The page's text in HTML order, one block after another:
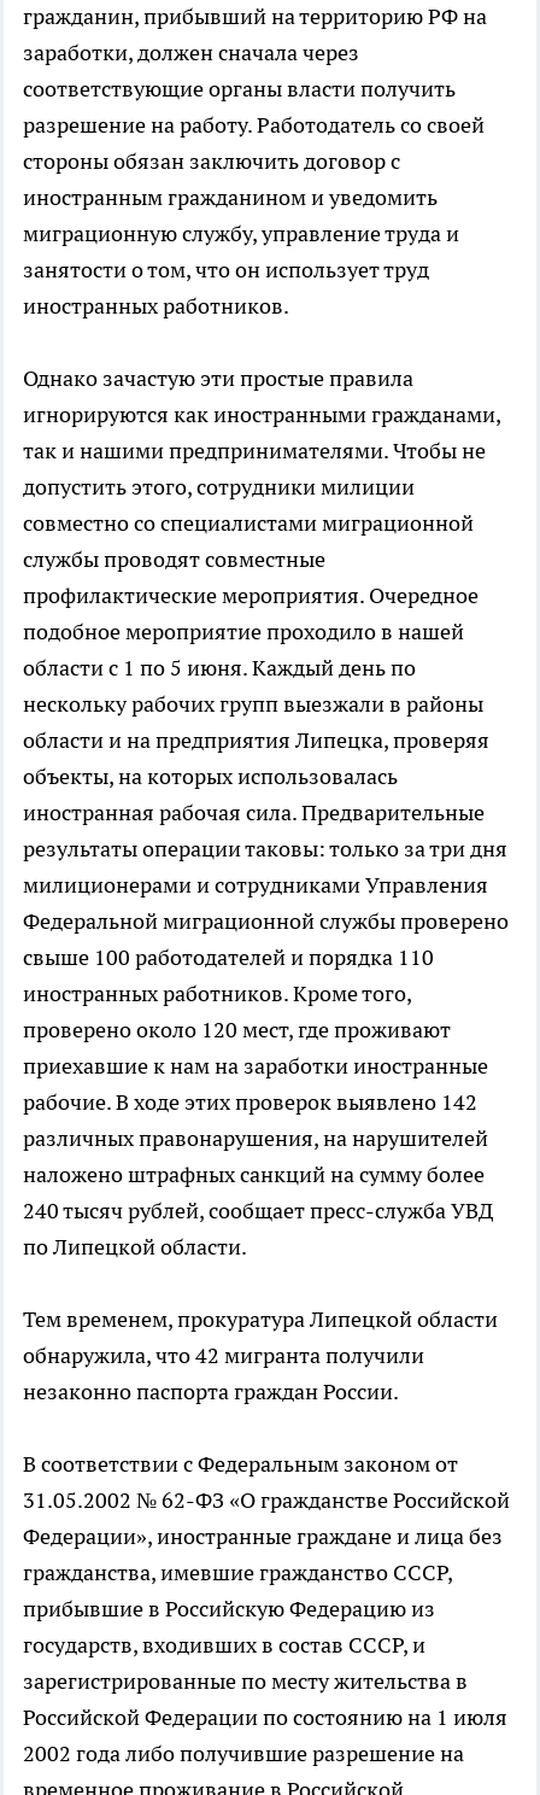
гражданин, прибывший на территорию РФ на
заработки, должен сначала через
соответствующие органы власти получить
разрешение на работу. Работодатель со своей
стороны обязан заключить договор с
иностранным гражданином и уведомить
миграционную службу, управление труда и
занятости о том, что он использует труд
иностранных работников.
Однако зачастую эти простые правила
игнорируются как иностранными гражданами,
так и нашими предпринимателями. Чтобы не
допустить этого, сотрудники милиции
совместно со специалистами миграционной
службы проводят совместные
профилактические мероприятия. Очередное
подобное мероприятие проходило в нашей
области с 1 по 5 июня. Kаждый день по
нескольку рабочих групп выезжали в районы
области и на предприятия Липецка, проверяя
объекты, на которых использовалась
иностранная рабочая сила. Предварительные
результаты операции таковы: только за три дня
милиционерами и сотрудниками Управления
Федеральной миграционной службы проверено
свыше 100 работодателей и порядка 110
иностранных работников. Kроме того,
проверено около 120 мест, где проживают
приехавшие к нам на заработки иностранные
рабочие. В ходе этих проверок выявлено 142
различных правонарушения, на нарушителей
наложено штрафных санкций на сумму более
240 тысяч рублей, сообщает пресс-служба УВД
по Липецкой области.
Тем временем, прокуратура Липецкой области
обнаружила, что 42 мигранта получили
незаконно паспорта граждан России.
В соответствии с Федеральным законом от
31.05.2002 № 62-ФЗ «О гражданстве Российской
Федерации», иностранные граждане и лица без
гражданства, имевшие гражданство СССР,
прибывшие в Российскую Федерацию из
государств, входивших в состав СССР, и
зарегистрированные по месту жительства в
Российской Федерации по состоянию на 1 июля
2002 года либо получившие разрешение на
временное проживание в Российской